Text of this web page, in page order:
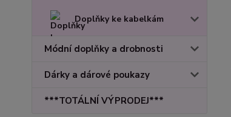
Doplňky ke kabelkám
Módní doplňky a drobnosti
Dárky a dárové poukazy
***TOTÁLNÍ VÝPRODEJ***